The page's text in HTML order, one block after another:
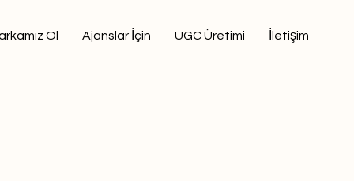
Ol Ajanslar İçin UGC Üretimi İletişim